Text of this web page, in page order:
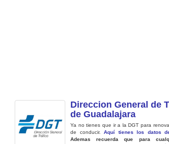
Direccion General de
de Guadalajara
Ya no tienes que ir a la DGT para
de conducir.Aquí tienes los datos
Ademas recuerda que para